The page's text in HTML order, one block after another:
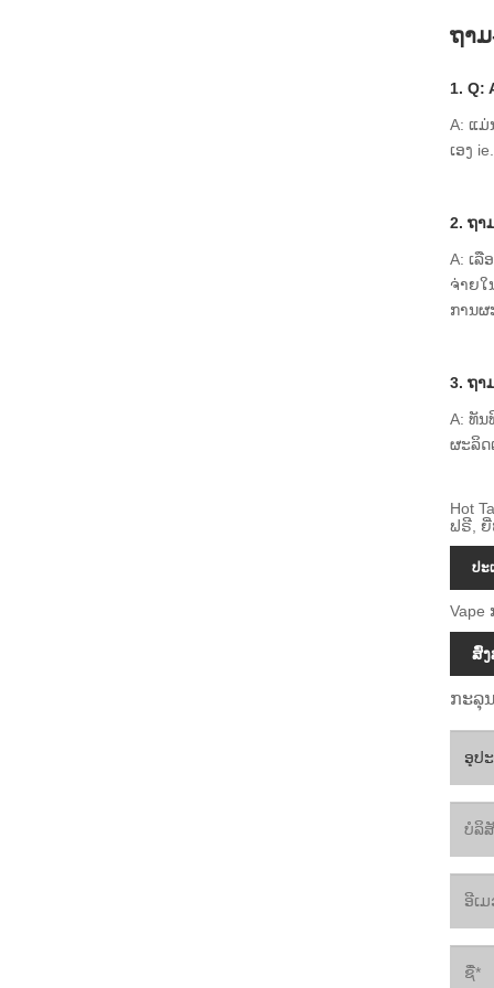
ຖາ
1. Q:
A: ແມ່
ເອງ
2. ຖາ
A: ເລື
ຈ່າຍໃ
ການຜ
3. ຖາ
A: ທັນ
ຜະລິດ
Hot
ຟຣີ, ຍີ່
ປະ
Vape
ສົ່
ກະລຸ